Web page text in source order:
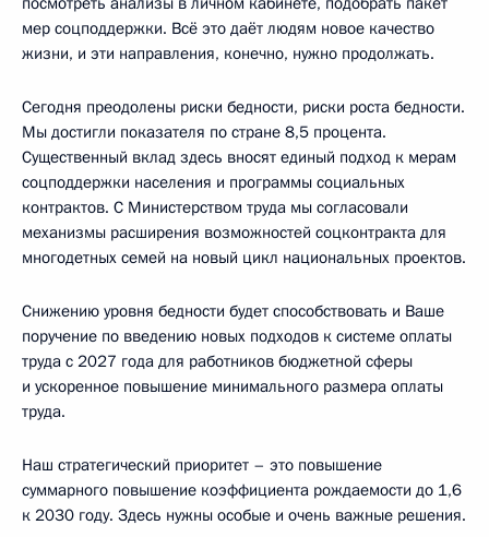
мер соцподдержки. Всё это даёт людям новое качество
жизни, и эти направления, конечно, нужно продолжать.
Сегодня преодолены риски бедности, риски роста бедности.
Мы достигли показателя по стране 8,5 процента.
Существенный вклад здесь вносят единый подход к мерам
соцподдержки населения и программы социальных
контрактов. С Министерством труда мы согласовали
механизмы расширения возможностей соцконтракта для
многодетных семей на новый цикл национальных проектов.
Снижению уровня бедности будет способствовать и Ваше
поручение по введению новых подходов к системе оплаты
труда с 2027 года для работников бюджетной сферы
и ускоренное повышение минимального размера оплаты
труда.
Наш стратегический приоритет – это повышение
суммарного повышение коэффициента рождаемости до 1,6
к 2030 году. Здесь нужны особые и очень важные решения.